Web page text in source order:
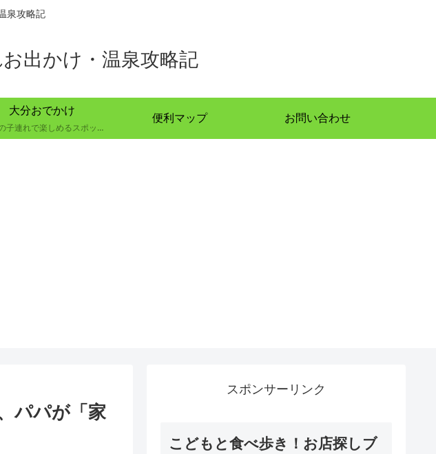
泉攻略記
出かけ・温泉攻略記
大分おでかけ
大分県の子連れで楽しめるスポットの紹介
便利マップ お問い合わせ
パパが「家
スポンサーリンク
こどもと食べ歩き！お店探しブ